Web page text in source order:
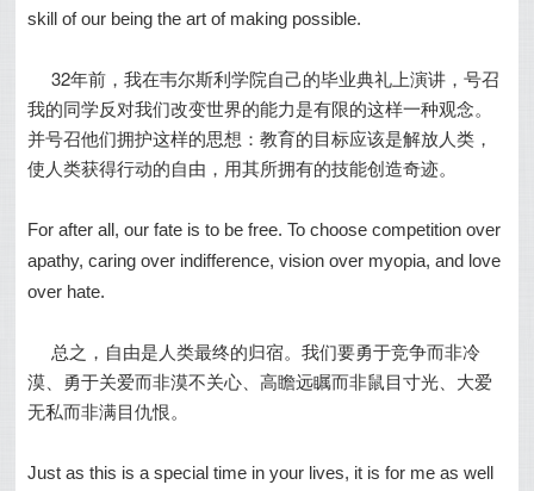
skill of our being the art of making possible.
32年前，我在韦尔斯利学院自己的毕业典礼上演讲，号召
我的同学反对我们改变世界的能力是有限的这样一种观念。
并号召他们拥护这样的思想：教育的目标应该是解放人类，
使人类获得行动的自由，用其所拥有的技能创造奇迹。
For after all, our fate is to be free. To choose competition over
apathy, caring over indifference, vision over myopia, and love
over hate.
总之，自由是人类最终的归宿。我们要勇于竞争而非冷
漠、勇于关爱而非漠不关心、高瞻远瞩而非鼠目寸光、大爱
无私而非满目仇恨。
Just as this is a special time in your lives, it is for me as well